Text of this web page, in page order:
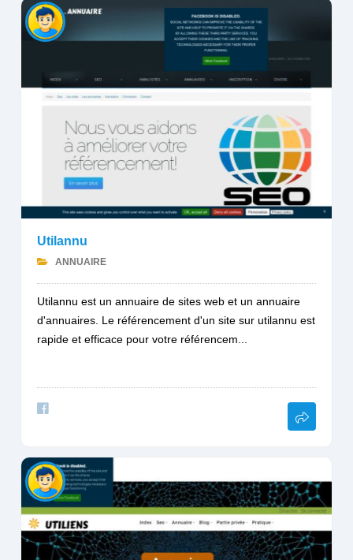
Utilannu
ANNUAIRE
Utilannu est un annuaire de sites web et un annuaire
d'annuaires. Le référencement d'un site sur utilannu est
rapide et efficace pour votre référencem...